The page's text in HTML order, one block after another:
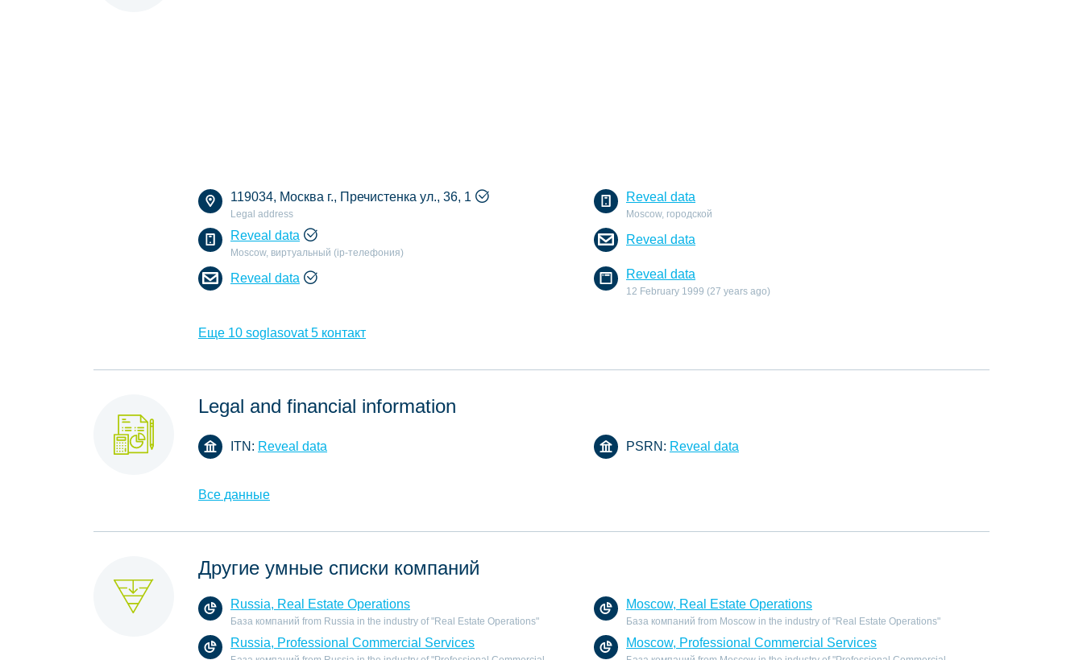
119034, Москва г., Пречистенка ул., 36, 1
Legal address
Reveal data
Moscow, городской
Reveal data
Moscow, виртуальный (ip-телефония)
Reveal data
Reveal data Reveal data
12 February 1999 (27 years ago)
Еще 10 soglasovat 5 контакт
Legal and financial information
ITN: Reveal data PSRN: Reveal data
Все данные
Другие умные списки компаний
Russia, Real Estate Operations
База компаний from Russia in the industry of "Real Estate Operations"
Moscow, Real Estate Operations
База компаний from Moscow in the industry of "Real Estate Operations"
Russia, Professional Commercial Services Moscow, Professional Commercial Services